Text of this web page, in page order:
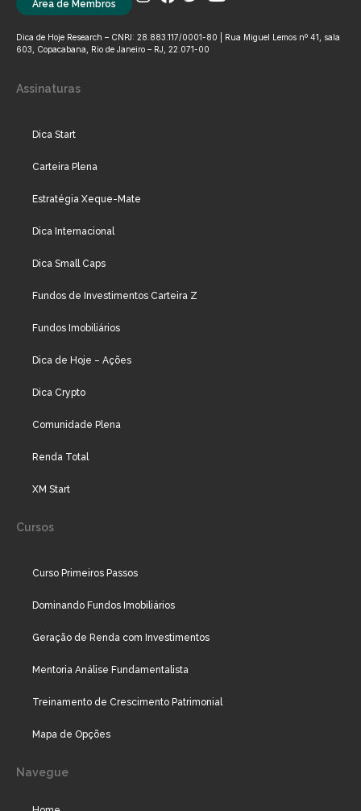
Área de Membros
Dica de Hoje Research – CNPJ: 28.883.117/0001-80 | Rua Miguel Lemos nº 41, sala
603, Copacabana, Rio de Janeiro – RJ, 22.071-00
Assinaturas
Dica Start
Carteira Plena
Estratégia Xeque-Mate
Dica Internacional
Dica Small Caps
Fundos de Investimentos Carteira Z
Fundos Imobiliários
Dica de Hoje – Ações
Dica Crypto
Comunidade Plena
Renda Total
XM Start
Cursos
Curso Primeiros Passos
Dominando Fundos Imobiliários
Geração de Renda com Investimentos
Mentoria Análise Fundamentalista
Treinamento de Crescimento Patrimonial
Mapa de Opções
Navegue